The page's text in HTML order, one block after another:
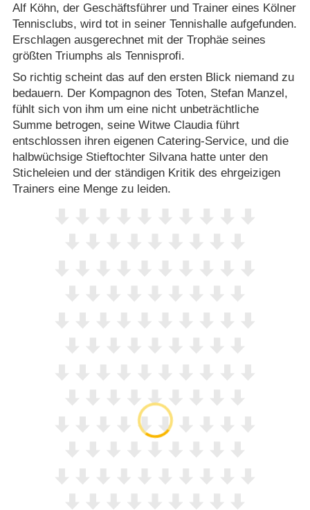
Alf Köhn, der Geschäftsführer und Trainer eines Kölner
Tennisclubs, wird tot in seiner Tennishalle aufgefunden.
Erschlagen ausgerechnet mit der Trophäe seines
größten Triumphs als Tennisprofi.
So richtig scheint das auf den ersten Blick niemand zu
bedauern. Der Kompagnon des Toten, Stefan Manzel,
fühlt sich von ihm um eine nicht unbeträchtliche
Summe betrogen, seine Witwe Claudia führt
entschlossen ihren eigenen Catering-Service, und die
halbwüchsige Stieftochter Silvana hatte unter den
Sticheleien und der ständigen Kritik des ehrgeizigen
Trainers eine Menge zu leiden.